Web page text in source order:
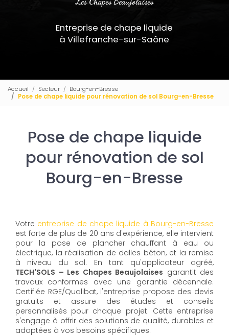
Entreprise de chape liquide
à Villefranche-sur-Saône
Accueil Secteur
Bourg-en-Bresse
Pose de chape liquide pour rénovation de sol Bourg-en-Bresse
Pose de chape liquide
pour rénovation de sol
Bourg-en-Bresse
Votre entreprise de chape liquide à Bourg-en-Bresse
est forte de plus de 20 ans d'expérience, elle intervient
pour la pose de plancher chauffant à eau ou
électrique, la réalisation de dalles béton, et la remise
à niveau du sol. En tant qu'applicateur agréé,
TECH'SOLS – Les Chapes Beaujolaises garantit des
travaux conformes avec une garantie décennale.
Certifiée RGE/Qualibat, l'entreprise propose des devis
gratuits et assure des études et conseils
personnalisés pour chaque projet. Cette entreprise
s'engage à offrir des solutions de qualité, durables et
adaptées à vos besoins spécifiques.